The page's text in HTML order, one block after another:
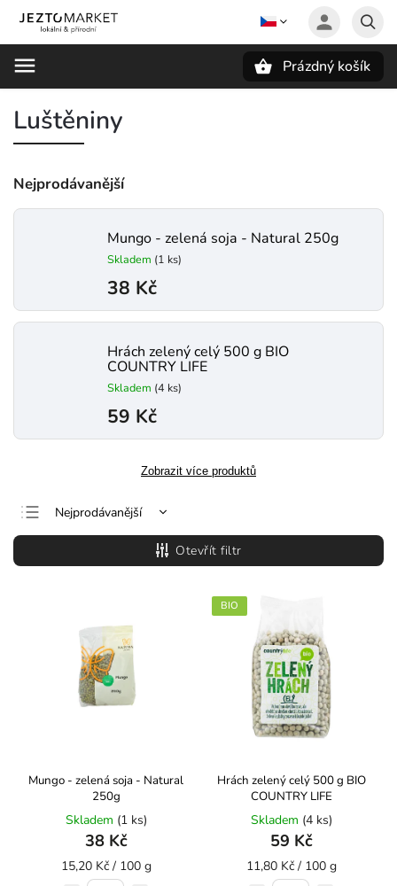
Prázdný košík
Luštěniny
Nejprodávanější
Mungo - zelená soja - Natural 250g
Skladem (1 ks)
38 Kč
Hrách zelený celý 500 g BIO
COUNTRY LIFE
Skladem (4 ks)
59 Kč
Zobrazit více produktů
Nejprodávanější
Nejlevnější
Nejdražší
Otevřít filtr
Mungo - zelená soja - Natural
250g
Skladem (1 ks)
38 Kč
15,20 Kč / 100 g
BIO
Hrách zelený celý 500 g BIO
COUNTRY LIFE
Skladem (4 ks)
59 Kč
11,80 Kč / 100 g